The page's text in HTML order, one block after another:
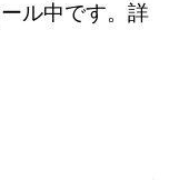
ル中です。詳